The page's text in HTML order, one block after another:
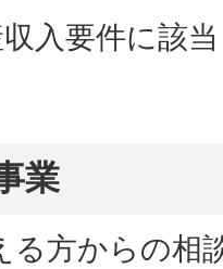
入要件に該
業
る方からの相